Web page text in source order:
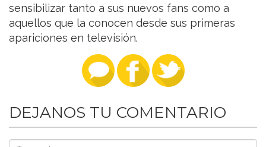
sensibilizar tanto a sus nuevos fans como a
aquellos que la conocen desde sus primeras
apariciones en televisión.
DEJANOS TU COMENTARIO